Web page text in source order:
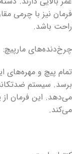
فرمان نیز با چرمی
راحت باشد.
چرخ‌دنده‌های مارپیچ:
تمام پیچ و مهره‌های
برسد. سیستم
می‌دهد. این فرمان
می‌کند.